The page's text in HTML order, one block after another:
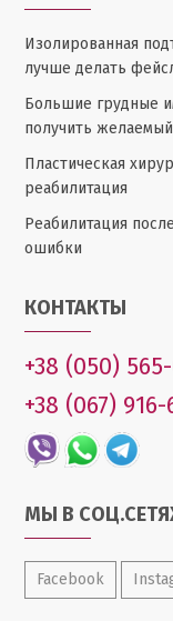
Изолированная
лучше делать
Большие грудные
получить
Пластическая
реабилитация
Реабилитация
ошибки
КОНТАКТЫ
+38 (050)
+38 (067)
МЫ В
Facebook